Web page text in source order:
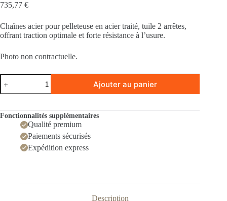
735,77 €
Chaînes acier pour pelleteuse en acier traité, tuile 2 arrêtes,
offrant traction optimale et forte résistance à l’usure.
Photo non contractuelle.
quantité
de
Chaine
STB101Z2N39300
Ajouter au panier
Fonctionnalités supplémentaires
Qualité premium
Paiements sécurisés
Expédition express
Description